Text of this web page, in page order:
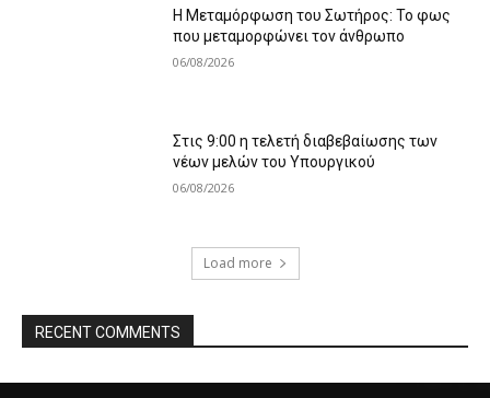
Η Μεταμόρφωση του Σωτήρος: Το φως
που μεταμορφώνει τον άνθρωπο
06/08/2026
Στις 9:00 η τελετή διαβεβαίωσης των
νέων μελών του Υπουργικού
06/08/2026
Load more
RECENT COMMENTS